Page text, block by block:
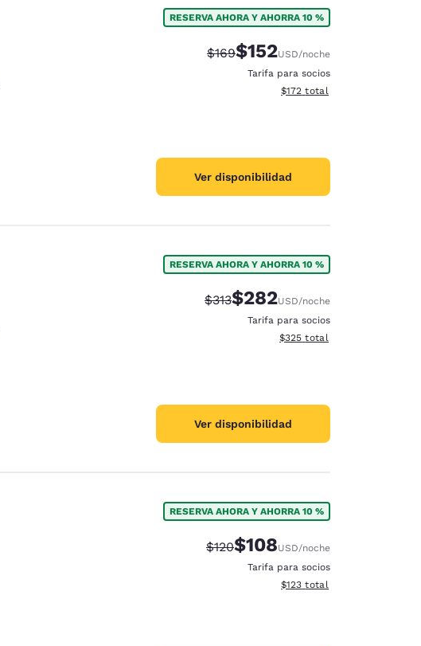
RESERVA AHORA Y AHORRA 10 %
Precio tachado:
$169Precio con descuento:
$152USD/noche
Tarifa para socios
Ver detalles del total
$172 total
Ver disponibilidad
RESERVA AHORA Y AHORRA 10 %
Precio tachado:
$313Precio con descuento:
$282USD/noche
Tarifa para socios
Ver detalles del total
$325 total
Ver disponibilidad
RESERVA AHORA Y AHORRA 10 %
Precio tachado:
$120Precio con descuento:
$108USD/noche
Tarifa para socios
Ver detalles del total
$123 total